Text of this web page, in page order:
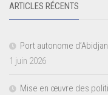
ARTICLES RÉCENTS
Port autonome
1 juin 2026
Mise en œuvre des